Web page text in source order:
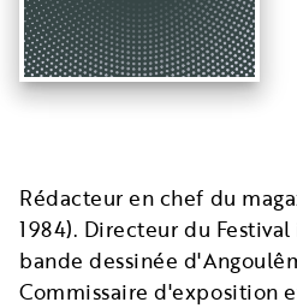
Rédacteur en chef du
1984). Directeur du
bande dessinée
Commissaire d'exposition